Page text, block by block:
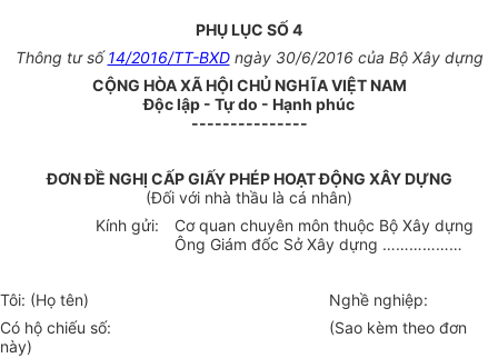
PHỤ LỤC SỐ 4
Thông tư số14/2016/TT-BXDngày 30/6/2016 của Bộ Xây dựng
CỘNG HÒA XÃ HỘI CHỦ NGHĨA VIỆT NAM
Độc lập - Tự do - Hạnh phúc
---------------
ĐƠN ĐỀ NGHỊ CẤP GIẤY PHÉP HOẠT ĐỘNG XÂY DỰNG
(Đối với nhà thầu là cá nhân)
Kính gửi:
Cơ quan chuyên môn thuộc Bộ Xây dựng
Ông Giám đốc Sở Xây dựng ………………
Tôi: (Họ tên) Nghề nghiệp:
Có hộ chiếu số: (Sao kèm theo đơn
này)